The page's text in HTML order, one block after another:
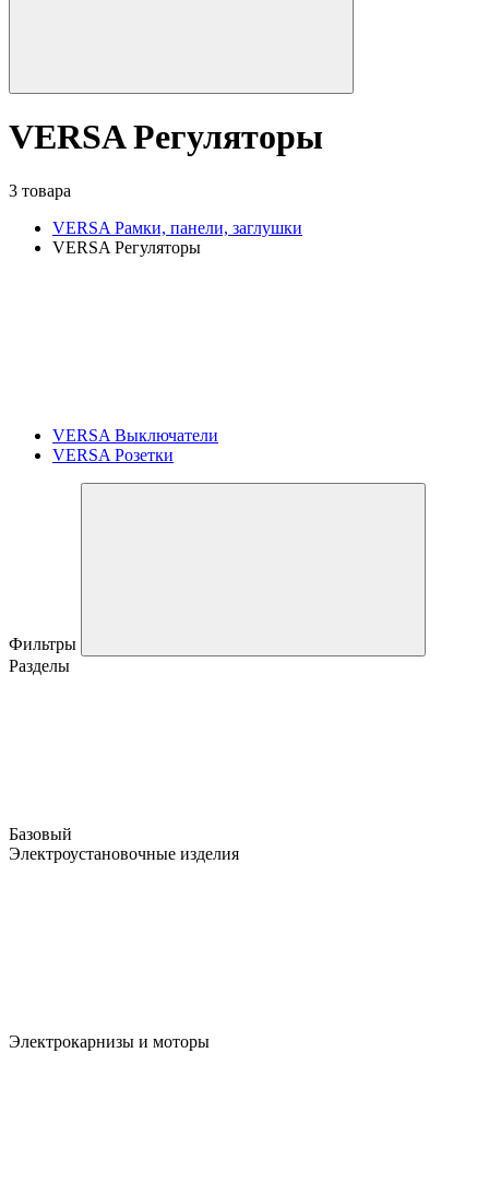
VERSA Регуляторы
3 товара
VERSA Рамки, панели, заглушки
VERSA Регуляторы
VERSA Выключатели
VERSA Розетки
Фильтры
Разделы
Базовый
Электроустановочные изделия
Электрокарнизы и моторы